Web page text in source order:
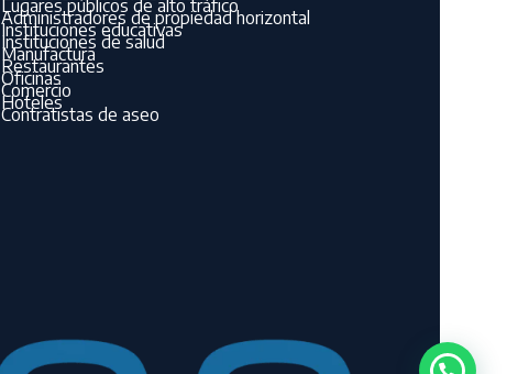
Lugares públicos de alto tráfico
Administradores de propiedad horizontal
Instituciones educativas
Instituciones de salud
Manufactura
Restaurantes
Oficinas
Comercio
Hoteles
Contratistas de aseo